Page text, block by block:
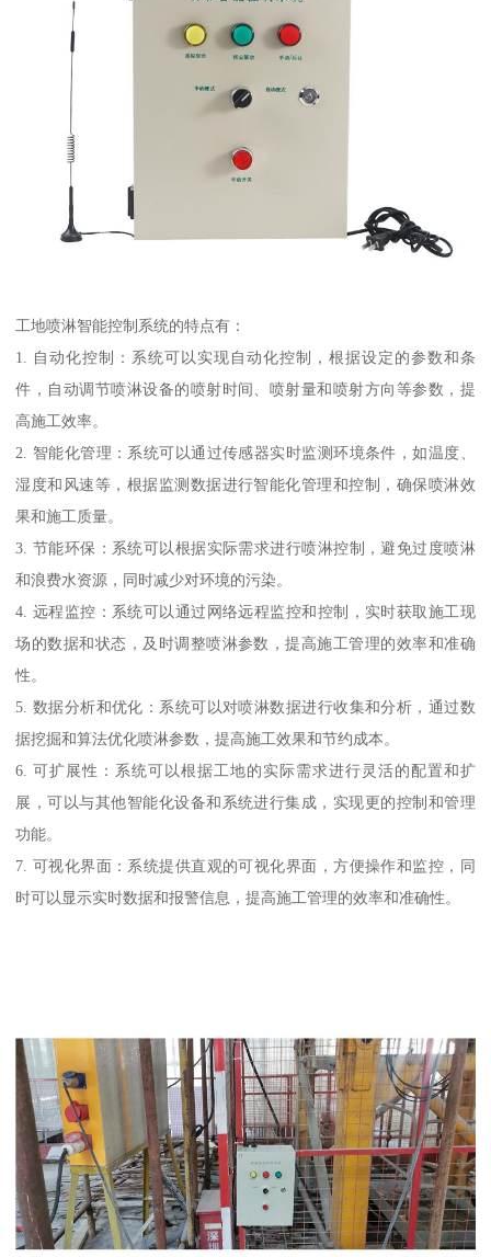
工地喷淋智能控制系统的特点有：
1. 自动化控制：系统可以实现自动化控制，根据设定的参数和条
件，自动调节喷淋设备的喷射时间、喷射量和喷射方向等参数，提
高施工效率。
2. 智能化管理：系统可以通过传感器实时监测环境条件，如温度、
湿度和风速等，根据监测数据进行智能化管理和控制，确保喷淋效
果和施工质量。
3. 节能环保：系统可以根据实际需求进行喷淋控制，避免过度喷淋
和浪费水资源，同时减少对环境的污染。
4. 远程监控：系统可以通过网络远程监控和控制，实时获取施工现
场的数据和状态，及时调整喷淋参数，提高施工管理的效率和准确
性。
5. 数据分析和优化：系统可以对喷淋数据进行收集和分析，通过数
据挖掘和算法优化喷淋参数，提高施工效果和节约成本。
6. 可扩展性：系统可以根据工地的实际需求进行灵活的配置和扩
展，可以与其他智能化设备和系统进行集成，实现更的控制和管理
功能。
7. 可视化界面：系统提供直观的可视化界面，方便操作和监控，同
时可以显示实时数据和报警信息，提高施工管理的效率和准确性。